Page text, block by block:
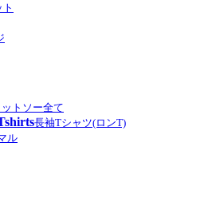
ットソー全て
長袖Tシャツ(ロンT)
ル